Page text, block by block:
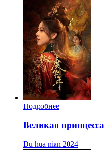
Подробнее
Великая принцесса
Du hua nian 2024